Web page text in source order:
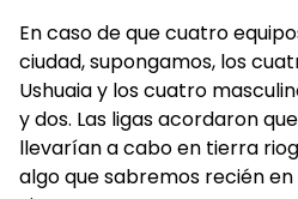
En caso de que cuatro
ciudad, supongamos, los
Ushuaia y los cuatro
y dos. Las ligas acordaron
llevarían a cabo en tierra
algo que sabremos recién